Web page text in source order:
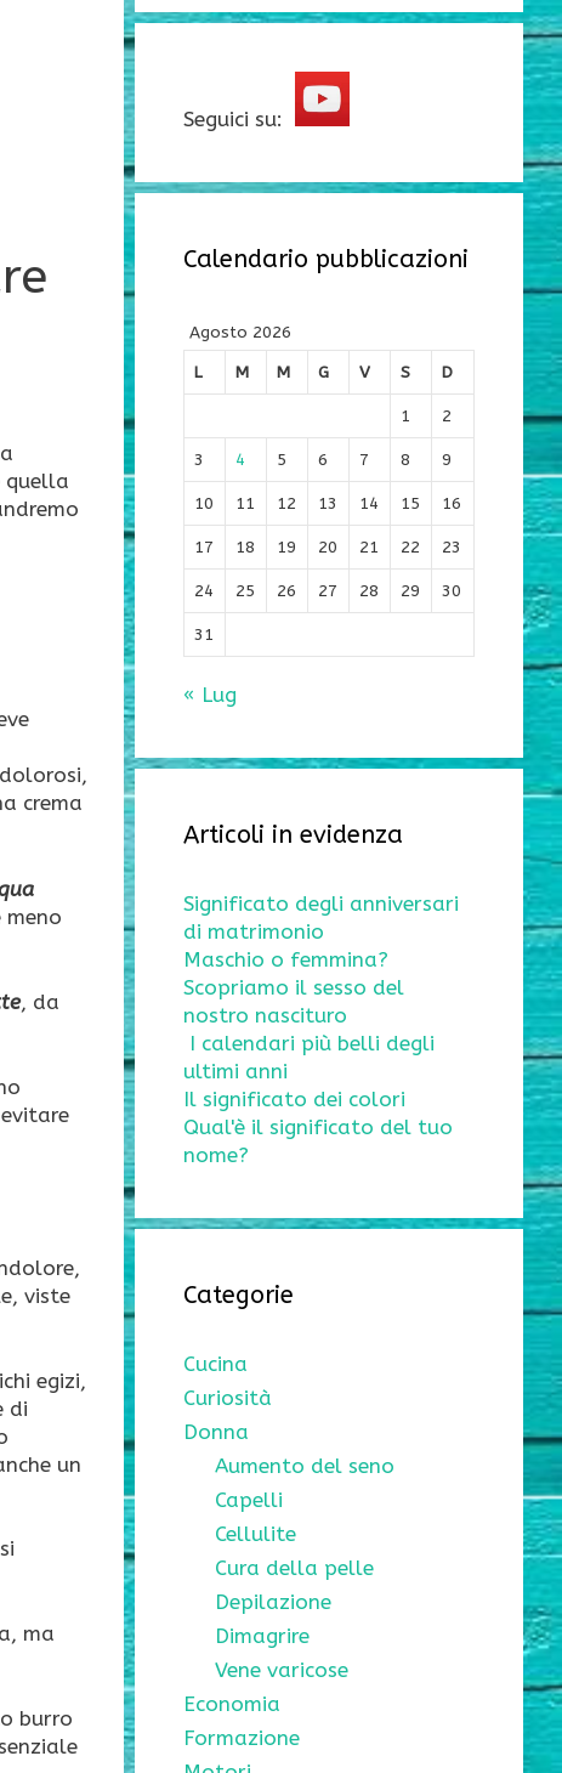
quella
crema
meno
, da
viste
egizi,
di
un
ma
burro
Seguici su:
Calendario pubblicazioni
Agosto 2026
L
M M G V S D
1 2
3 4 5 6 7 8 9
10 11 12 13 14 15 16
17 18 19 20 21 22 23
24 25 26 27 28 29 30
31
« Lug
Articoli in evidenza
Significato degli anniversari
di matrimonio
Maschio o femmina?
Scopriamo il sesso del
nostro nascituro
I calendari più belli degli
ultimi anni
Il significato dei colori
Qual'è il significato del tuo
nome?
Categorie
Cucina
Curiosità
Donna
Aumento del seno
Capelli
Cellulite
Cura della pelle
Depilazione
Dimagrire
Vene varicose
Economia
Formazione